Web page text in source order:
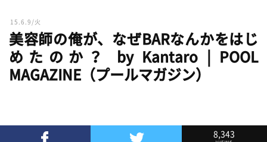
15.6.9/火
美容師の俺が、なぜBARなんかをはじ
めたのか？ by Kantaro | POOL
MAGAZINE（プールマガジン）
8,343